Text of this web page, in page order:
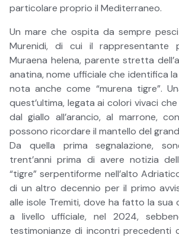
particolare proprio il Mediterraneo.
Un mare che ospita da sempre
Murenidi, di cui il rappresentante
Muraena helena, parente stretta
anatina, nome ufficiale che identifica
nota anche come “murena tigre”.
quest’ultima, legata ai colori vivaci
dal giallo all’arancio, al marrone,
possono ricordare il mantello del
Da quella prima segnalazione,
trent’anni prima di avere notizia
“tigre” serpentiforme nell’alto
di un altro decennio per il primo
alle isole Tremiti, dove ha fatto la sua
a livello ufficiale, nel 2024,
testimonianze di incontri precedenti